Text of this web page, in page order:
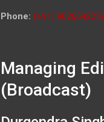
Phone: (+91) 9026692259
Managing
(Broadcast)